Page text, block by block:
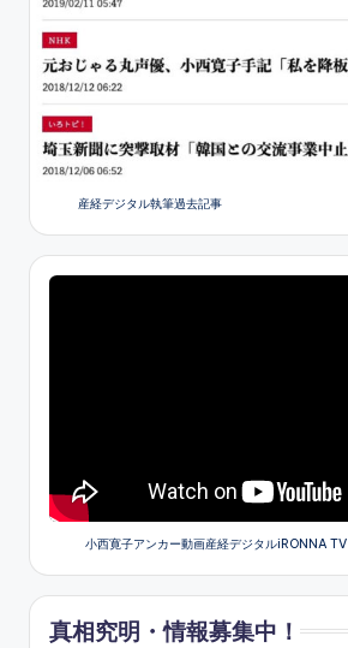
産経デジタル執筆過去記事
小西寛子アンカー動画産経デジタルiRONNA TV
真相究明・情報募集中！